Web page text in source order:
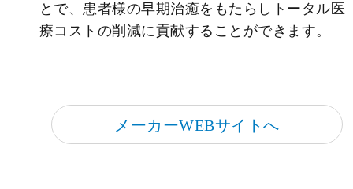
とで、患者様の早期治癒をもたらしトータル医
療コストの削減に貢献することができます。
メーカーWEBサイトへ